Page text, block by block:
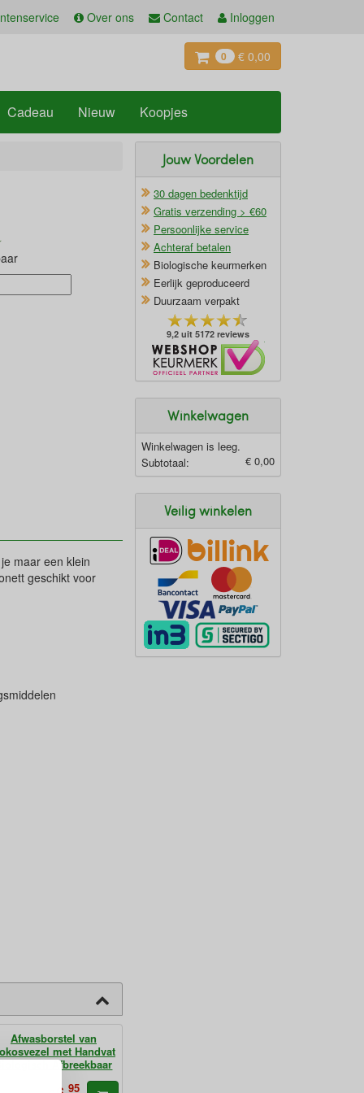
Over ons Contact Inloggen
0 € 0,00
Cadeau Nieuw Koopjes
maar een klein
geschikt voor
Afwasborstel van
met Handvat
Afbreekbaar
95
Jouw Voordelen
30 dagen bedenktijd
Gratis verzending > €60
Persoonlijke service
Achteraf betalen
Biologische keurmerken
Eerlijk geproduceerd
Duurzaam verpakt
9,2 uit 5172 reviews
Winkelwagen
Winkelwagen is leeg.
Subtotaal:
€ 0,00
Veilig winkelen